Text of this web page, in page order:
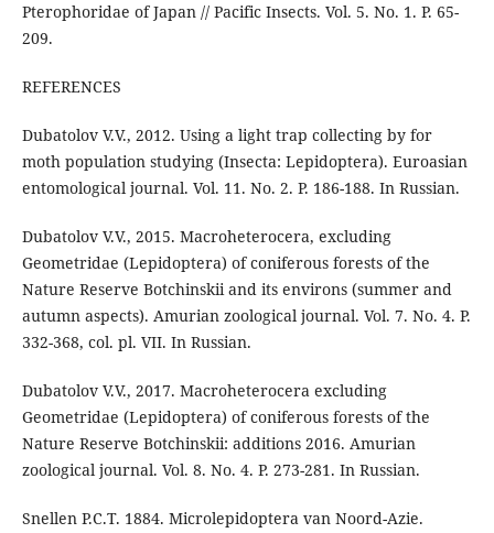
Pterophoridae of Japan // Pacific Insects. Vol. 5. No. 1. P. 65-
209.
REFERENCES
Dubatolov V.V., 2012. Using a light trap collecting by for
moth population studying (Insecta: Lepidoptera). Euroasian
entomological journal. Vol. 11. No. 2. P. 186-188. In Russian.
Dubatolov V.V., 2015. Macroheterocera, excluding
Geometridae (Lepidoptera) of coniferous forests of the
Nature Reserve Botchinskii and its environs (summer and
autumn aspects). Amurian zoological journal. Vol. 7. No. 4. P.
332-368, col. pl. VII. In Russian.
Dubatolov V.V., 2017. Macroheterocera excluding
Geometridae (Lepidoptera) of coniferous forests of the
Nature Reserve Botchinskii: additions 2016. Amurian
zoological journal. Vol. 8. No. 4. P. 273-281. In Russian.
Snellen P.C.T. 1884. Microlepidoptera van Noord-Azie.